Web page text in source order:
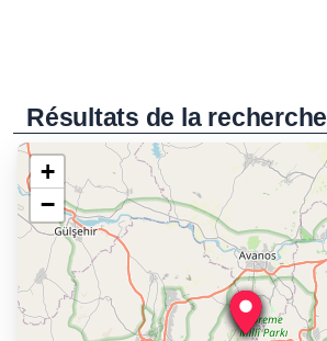
Résultats de la recherche
+
−